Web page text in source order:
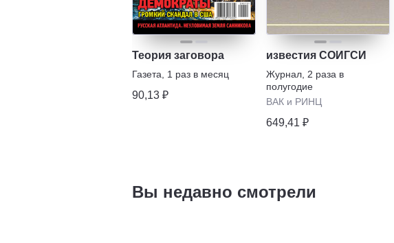
Теория заговора
Газета 1 раз в месяц
90,13 ₽
известия СОИГСИ
Журнал 2 раза в
полугодие
ВАК и РИНЦ
649,41 ₽
Вы недавно смотрели